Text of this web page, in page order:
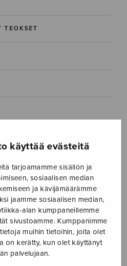
käyttää evästeitä
tarjoamamme sisällön ja
sosiaalisen median
ja kävijämäärämme
jaamme sosiaalisen median,
alan kumppaneillemme
sivustoamme. Kumppanimme
muihin tietoihin, joita olet
on kerätty, kun olet käyttänyt
palvelujaan.
TEOKSET
OPPAAT